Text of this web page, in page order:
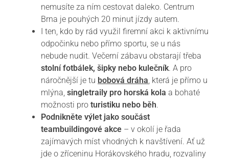
nemusíte za ním cestovat daleko. Centrum
Brna je pouhých 20 minut jízdy autem.
I ten, kdo by rád využil firemní akci k aktivnímu
odpočinku nebo přímo sportu, se u nás
nebude nudit. Večerní zábavu obstarají třeba
stolní fotbálek, šipky nebo kulečník. A pro
náročnější je tu bobová dráha, která je přímo u
mlýna, singletraily pro horská kola a bohaté
možnosti pro turistiku nebo běh.
Podnikněte výlet jako součást
teambuildingové akce – v okolí je řada
zajímavých míst vhodných k navštívení. Ať už
jde o zříceninu Horákovského hradu, rozvaliny